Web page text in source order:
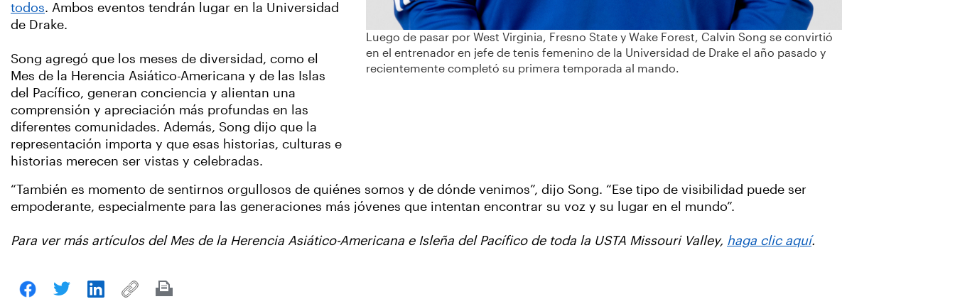
todos. Ambos eventos tendrán lugar en la Universidad
de Drake.
Song agregó que los meses de diversidad, como el
Mes de la Herencia Asiático-Americana y de las Islas
del Pacífico, generan conciencia y alientan una
comprensión y apreciación más profundas en las
diferentes comunidades. Además, Song dijo que la
representación importa y que esas historias, culturas e
historias merecen ser vistas y celebradas.
Luego de pasar por West Virginia, Fresno State y Wake Forest, Calvin Song se convirtió
en el entrenador en jefe de tenis femenino de la Universidad de Drake el año pasado y
recientemente completó su primera temporada al mando.
“También es momento de sentirnos orgullosos de quiénes somos y de dónde venimos”, dijo Song. “Ese tipo de visibilidad puede ser
empoderante, especialmente para las generaciones más jóvenes que intentan encontrar su voz y su lugar en el mundo”.
Para ver más artículos del Mes de la Herencia Asiático-Americana e Isleña del Pacífico de toda la USTA Missouri Valley, haga clic aquí.